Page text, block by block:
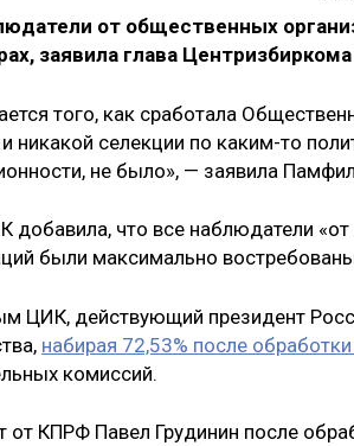
от общественных
заявила глава
того, как сработала
никакой селекции по каким-то
не было», — заявила
добавила, что все наблюдатели
были максимально
ЦИК, действующий президент
набирая 72,53% после
комиссий.
от КПРФ Павел Грудинин после